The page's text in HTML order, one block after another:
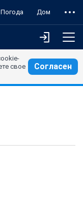
Погода Дом
свое
Согласен